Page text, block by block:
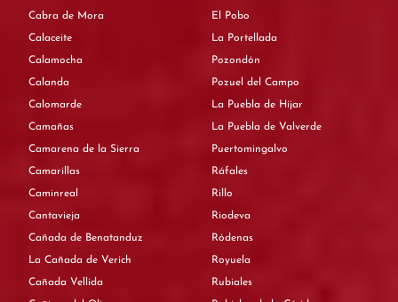
Cabra de Mora
Calaceite
Calamocha
Calanda
Calomarde
Camañas
Camarena de la Sierra
Camarillas
Caminreal
Cantavieja
Cañada de Benatanduz
La Cañada de Verich
Cañada Vellida
El Pobo
La Portellada
Pozondón
Pozuel del Campo
La Puebla de Híjar
La Puebla de Valverde
Puertomingalvo
Ráfales
Rillo
Riodeva
Ródenas
Royuela
Rubiales